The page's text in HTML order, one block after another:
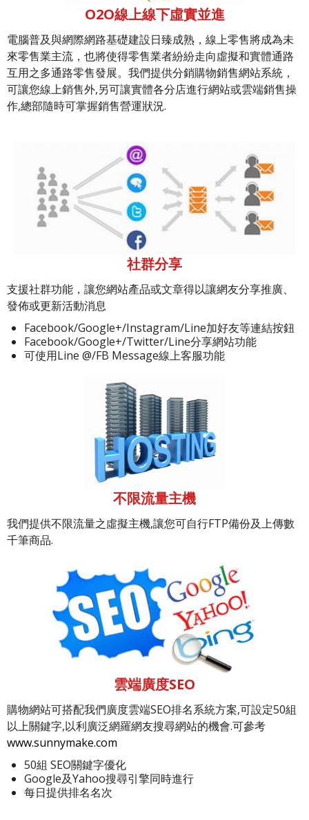
O2O線上線下虛實並進
電腦普及與網際網路基礎建設日臻成熟，線上零售將成為未
來零售業主流，也將使得零售業者紛紛走向虛擬和實體通路
互用之多通路零售發展。我們提供分銷購物銷售網站系統，
可讓您線上銷售外,另可讓實體各分店進行網站或雲端銷售操
作,總部隨時可掌握銷售營運狀況.
社群分享
支援社群功能，讓您網站產品或文章得以讓網友分享推廣、
發佈或更新活動消息
Facebook/Google+/Instagram/Line加好友等連結按鈕
Facebook/Google+/Twitter/Line分享網站功能
可使用Line @/FB Message線上客服功能
不限流量主機
我們提供不限流量之虛擬主機,讓您可自行FTP備份及上傳數
千筆商品.
雲端廣度SEO
購物網站可搭配我們廣度雲端SEO排名系統方案,可設定50組
以上關鍵字,以利廣泛網羅網友搜尋網站的機會.可參考
www.sunnymake.com
50組 SEO關鍵字優化
Google及Yahoo搜尋引擎同時進行
每日提供排名名次